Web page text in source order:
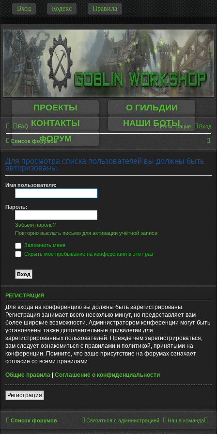
Вход Кодекс Правила
-
ПРОЕКТЫ
О ГИЛЬДИИ
КОНТАКТЫ
НАШИ БОТЫ
ФОРУМ
FAQ Вход
Регистрация
Список форумов
с
Для просмотра списка пользователей вы должны быть
авторизованы.
Имя пользователя:
Пароль:
Забыли пароль?
Повторно выслать письмо для активации учётной записи
Запомнить меня
Скрыть моё пребывание на конференции в этот раз
РЕГИСТРАЦИЯ
Для входа на конференцию вы должны быть зарегистрированы.
Регистрация занимает всего несколько минут, но предоставляет вам
более широкие возможности. Администратором конференции могут быть
установлены также дополнительные привилегии для
зарегистрированных пользователей. Прежде чем зарегистрироваться,
вам следует ознакомиться с правилами и политикой, принятыми на
конференции. Помните, что ваше присутствие на форумах означает
согласие со всеми правилами.
Общие правила | Соглашение о конфиденциальности
Регистрация
Список форумов Наша команда
Связаться с администрацией